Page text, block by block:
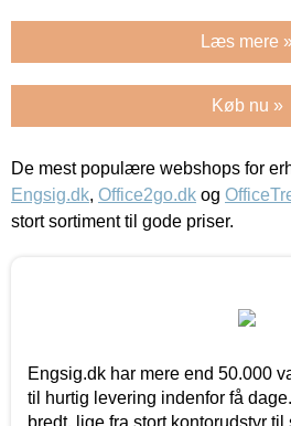
Læs mere
Køb nu »
De mest populære webshops for
Engsig.dk, Office2go.dk og
stort sortiment til gode priser.
Engsig.dk har mere end 50.000
til hurtig levering indenfor få
bredt, lige fra stort kontorudstyr til